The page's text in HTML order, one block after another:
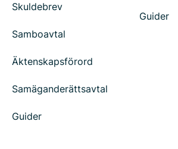
Skuldebrev
Samboavtal
Äktenskapsförord
Samäganderättsavtal
Guider
Guider